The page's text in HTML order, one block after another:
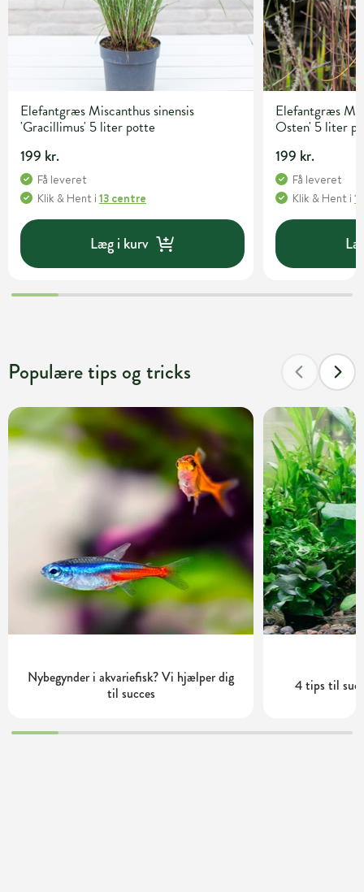
Elefantgræs Miscanthus sinensis
'Gracillimus' 5 liter potte
199 kr.
Få leveret
Klik & Hent i 13 centre
Læg i kurv
Elefantgræs
Osten' 5 liter
199 kr.
Få leveret
Klik & Hent i
Populære tips og tricks
Nybegynder i akvariefisk? Vi hjælper dig
til succes
4 tips til